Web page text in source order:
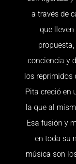
a través de
que
conciencia y
los reprimidos
Pita creció en
la que al
Esa fusión y
en toda su
música son